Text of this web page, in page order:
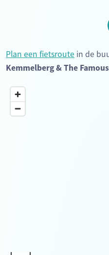
Plan een fietsroute in de
Kemmelberg & The